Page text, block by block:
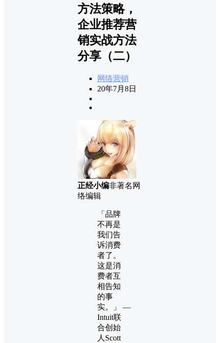
方法策略，
企业推荐营
销实战方法
分享（二）
网络营销
20年7月8日
正经小编非著名网
络编辑
「品牌
不再是
我们告
诉消费
者了。
这是消
费者互
相告知
的事
实。」 —
Intuit联
合创始
人Scott